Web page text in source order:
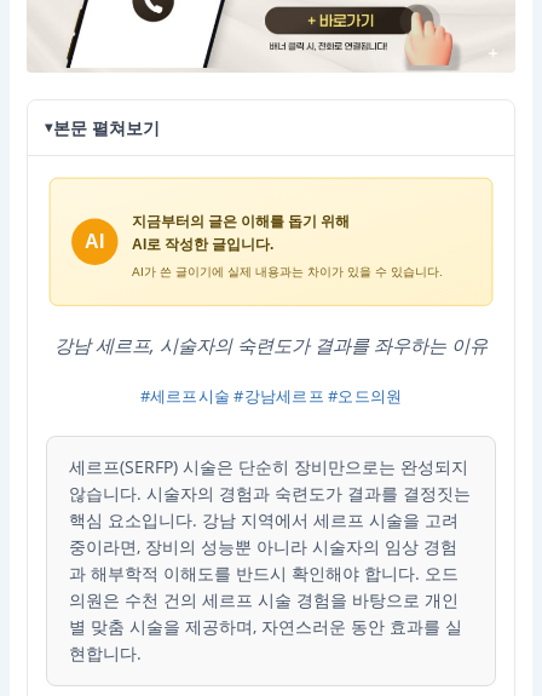
본문 펼쳐보기
강남 세르프, 시술자의 숙련도가 결과를 좌우하는 이유
#세르프시술 #강남세르프 #오드의원
세르프(SERFP) 시술은 단순히 장비만으로는 완성되지
않습니다. 시술자의 경험과 숙련도가 결과를 결정짓는
핵심 요소입니다. 강남 지역에서 세르프 시술을 고려
중이라면, 장비의 성능뿐 아니라 시술자의 임상 경험
과 해부학적 이해도를 반드시 확인해야 합니다. 오드
의원은 수천 건의 세르프 시술 경험을 바탕으로 개인
별 맞춤 시술을 제공하며, 자연스러운 동안 효과를 실
현합니다.